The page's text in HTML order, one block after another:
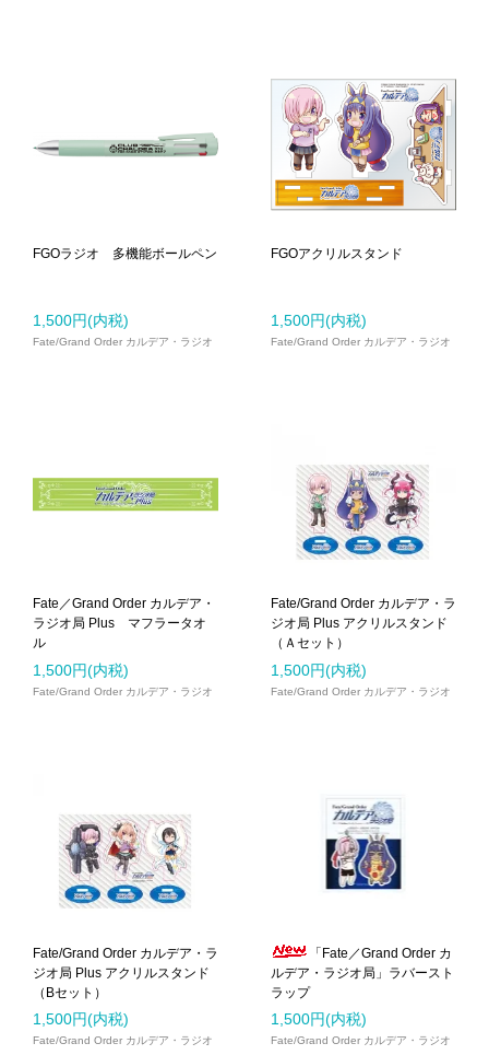
FGOラジオ 多機能ボールペン
1,500円(内税)
Fate/Grand Order カルデア・ラジオ
FGOアクリルスタンド
1,500円(内税)
Fate/Grand Order カルデア・ラジオ
Fate／Grand Order カルデア・
ラジオ局 Plus マフラータオ
ル
1,500円(内税)
Fate/Grand Order カルデア・ラジオ
Fate/Grand Order カルデア・ラ
ジオ局 Plus アクリルスタンド
（Ａセット）
1,500円(内税)
Fate/Grand Order カルデア・ラジオ
Fate/Grand Order カルデア・ラ
ジオ局 Plus アクリルスタンド
（Bセット）
1,500円(内税)
Fate/Grand Order カルデア・ラジオ
「Fate／Grand Order カ
ルデア・ラジオ局」ラバースト
ラップ
1,500円(内税)
Fate/Grand Order カルデア・ラジオ